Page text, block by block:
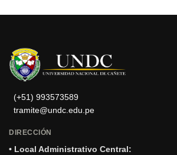
(+51) 993573589
tramite@undc.edu.pe
DIRECCIÓN
• Local Administrativo Central: